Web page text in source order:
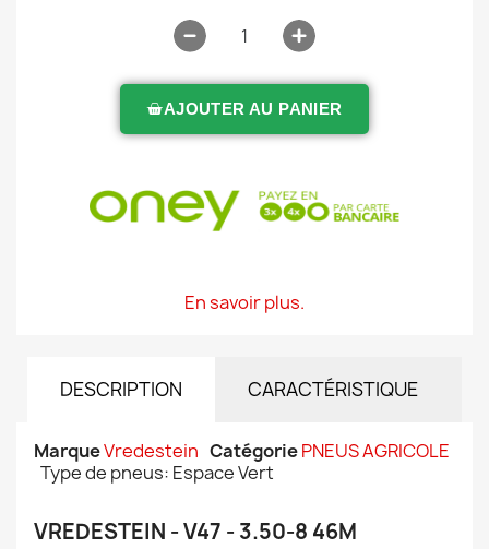
AJOUTER AU PANIER
En savoir plus.
DESCRIPTION CARACTÉRISTIQUE
MarqueVredestein CatégoriePNEUS AGRICOLE
Type de pneus: Espace Vert
VREDESTEIN - V47 - 3.50-8 46M